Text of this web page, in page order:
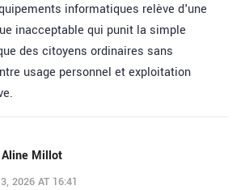
informatiques relève d'une
inacceptable qui punit la simple
des citoyens ordinaires sans
usage personnel et exploitation
Millot
2026 AT 16:41